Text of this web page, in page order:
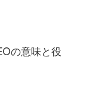
の意味と役